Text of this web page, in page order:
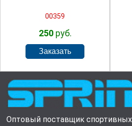
00359
250руб.
Оптовый поставщик